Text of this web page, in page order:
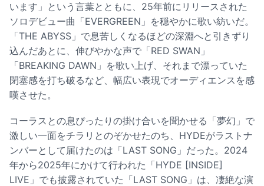
います」という言葉とともに、25年前にリリースされた
ソロデビュー曲「EVERGREEN」を穏やかに歌い紡いだ。
「THE ABYSS」で息苦しくなるほどの深淵へと引きずり
込んだあとに、伸びやかな声で「RED SWAN」
「BREAKING DAWN」を歌い上げ、それまで漂っていた
閉塞感を打ち破るなど、幅広い表現でオーディエンスを感
嘆させた。
コーラスとの息ぴったりの掛け合いを聞かせる「夢幻」で
激しい一面をチラリとのぞかせたのち、HYDEがラストナ
ンバーとして届けたのは「LAST SONG」だった。2024
年から2025年にかけて行われた「HYDE [INSIDE]
LIVE」でも披露されていた「LAST SONG」は、凄絶な演